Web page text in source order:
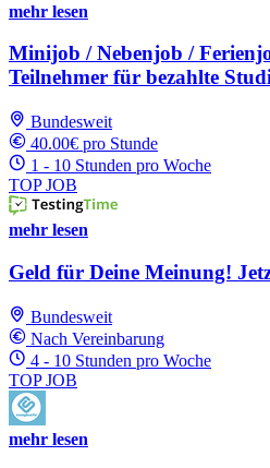
mehr lesen
Minijob / Nebenjob /
Teilnehmer für bezahlte
Bundesweit
40.00€ pro Stunde
1 - 10 Stunden pro Woche
TOP JOB
mehr lesen
Geld für Deine Meinung!
Bundesweit
Nach Vereinbarung
4 - 10 Stunden pro Woche
TOP JOB
mehr lesen